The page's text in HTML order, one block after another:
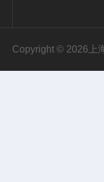
Copyright © 2026上